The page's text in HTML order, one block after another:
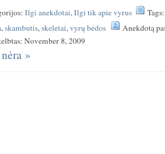
Ilgi anekdotai,Ilgi tik apie vyrus
,skambutis,skeletai,vyrų bėdos
Anekdotą
November 8, 2009
»